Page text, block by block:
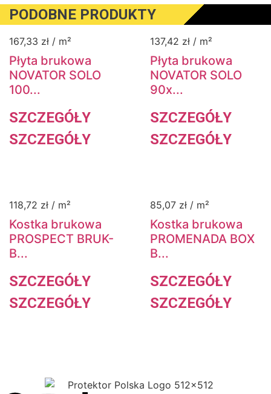
PODOBNE PRODUKTY
167,33 zł / m²
Płyta brukowa
NOVATOR SOLO
100...
SZCZEGÓŁY
SZCZEGÓŁY
137,42 zł / m²
Płyta brukowa
NOVATOR SOLO
90x...
SZCZEGÓŁY
SZCZEGÓŁY
118,72 zł / m²
Kostka brukowa
PROSPECT BRUK-
B...
SZCZEGÓŁY
SZCZEGÓŁY
85,07 zł / m²
Kostka brukowa
PROMENADA BOX
B...
SZCZEGÓŁY
SZCZEGÓŁY